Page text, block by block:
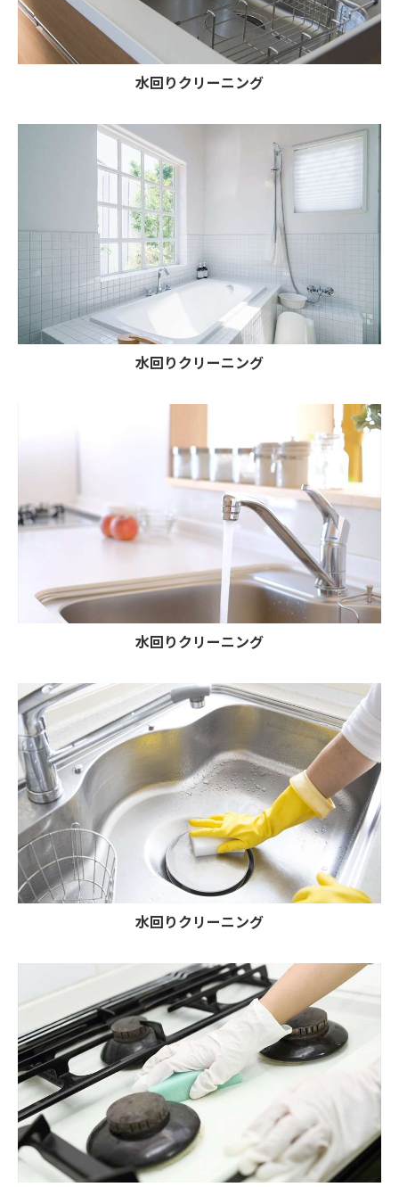
水回りクリーニング
水回りクリーニング
水回りクリーニング
水回りクリーニング